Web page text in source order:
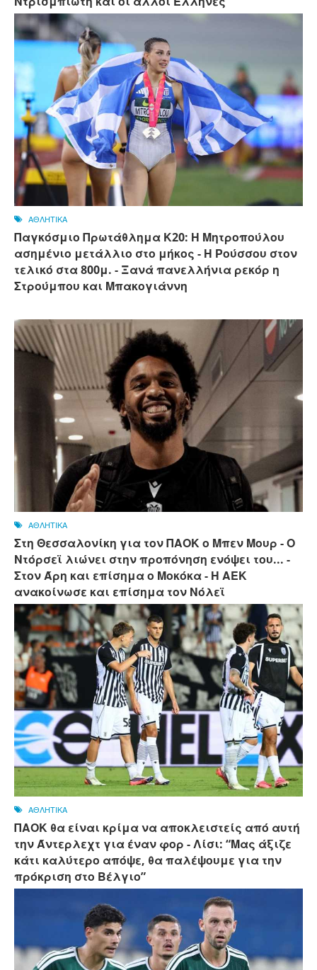
ΑΘΛΗΤΙΚΑ
Παγκόσμιο Πρωτάθλημα Κ20: Η Μητροπούλου
ασημένιο μετάλλιο στο μήκος - Η Ρούσσου στον
τελικό στα 800μ. - Ξανά πανελλήνια ρεκόρ η
Στρούμπου και Μπακογιάννη
ΑΘΛΗΤΙΚΑ
Στη Θεσσαλονίκη για τον ΠΑΟΚ ο Μπεν Μουρ - Ο
Ντόρσεϊ λιώνει στην προπόνηση ενόψει του... -
Στον Άρη και επίσημα ο Μοκόκα - Η ΑΕΚ
ανακοίνωσε και επίσημα τον Νόλεϊ
ΑΘΛΗΤΙΚΑ
ΠΑΟΚ θα είναι κρίμα να αποκλειστείς από αυτή
την Άντερλεχτ για έναν φορ - ​​Λίσι: “Μας άξιζε
κάτι καλύτερο απόψε, θα παλέψουμε για την
πρόκριση στο Βέλγιο”